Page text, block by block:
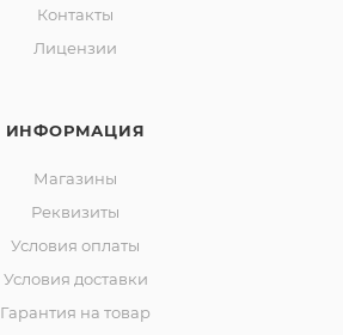
Контакты
Лицензии
ИНФОРМАЦИЯ
Магазины
Реквизиты
Условия оплаты
Условия доставки
Гарантия на товар